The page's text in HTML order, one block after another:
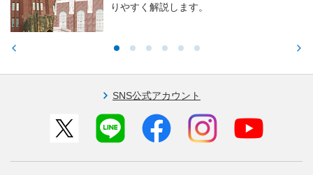
りやすく解説します。
SNS公式アカウント